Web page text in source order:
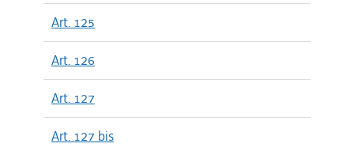
Art. 125
Art. 126
Art. 127
Art. 127 bis